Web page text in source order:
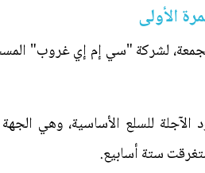
الأولى
لشركة "سي إم إي غروب"
للسلع الأساسية، وهي الجهة
ستة أسابيع.